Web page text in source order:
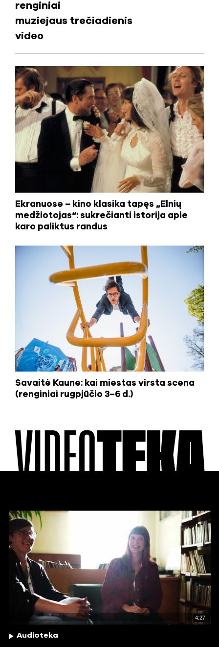
Ekranuose – kino klasika tapęs „Elnių
medžiotojas“: sukrečianti istorija apie
karo paliktus randus
Savaitė Kaune: kai miestas virsta scena
(renginiai rugpjūčio 3–6 d.)
renginiai
muziejaus trečiadienis
video
VIDEOTEKA
4:27
Audioteka